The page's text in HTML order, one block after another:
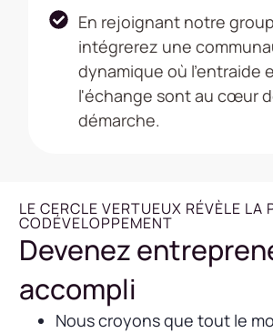
En rejoignant notre
intégrerez une
dynamique où l'entraide
l'échange sont au cœur
démarche.
LE CERCLE VERTUEUX RÉVÈLE LA
CODÉVELOPPEMENT
Devenez
accompli
Nous croyons que tout le